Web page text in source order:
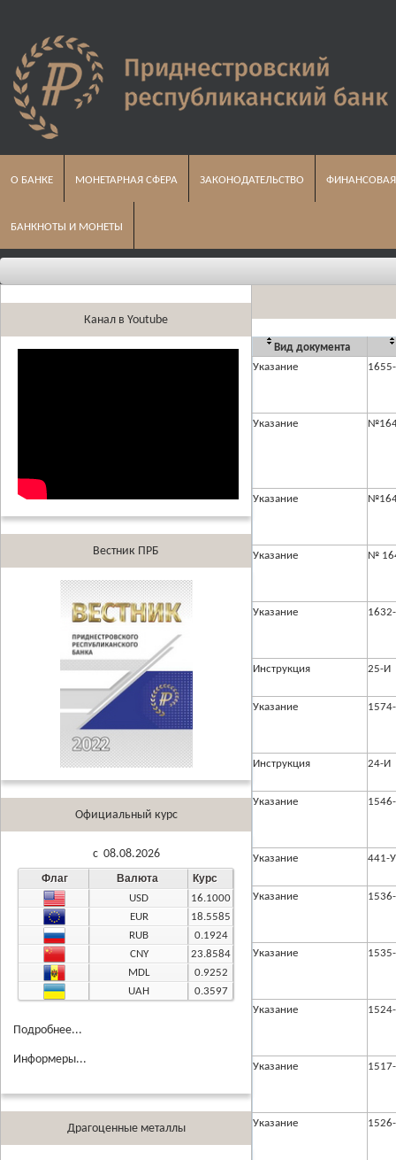
О БАНКЕ МОНЕТАРНАЯ СФЕРА ЗАКОНОДАТЕЛЬСТВО
БАНКНОТЫ И МОНЕТЫ
Канал в Youtube
Вестник ПРБ
Официальный курс
c 08.08.2026
Флаг Валюта Курс
USD
16.1000
EUR
18.5585
RUB
0.1924
CNY
23.8584
MDL
0.9252
UAH
0.3597
Подробнее...
Информеры...
Драгоценные металлы
Вид документа
Указание
Указание
Указание
Указание №
Указание
Инструкция 25-И
Указание
Инструкция 24-И
Указание
Указание 441-У
Указание
Указание
Указание
Указание
Указание